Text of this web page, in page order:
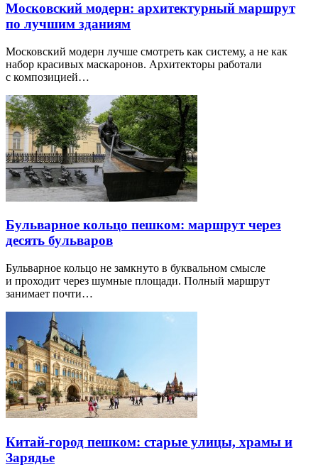
Московский модерн: архитектурный маршрут
по лучшим зданиям
Московский модерн лучше смотреть как систему, а не как
набор красивых маскаронов. Архитекторы работали
с композицией…
Бульварное кольцо пешком: маршрут через
десять бульваров
Бульварное кольцо не замкнуто в буквальном смысле
и проходит через шумные площади. Полный маршрут
занимает почти…
Китай-город пешком: старые улицы, храмы и
Зарядье